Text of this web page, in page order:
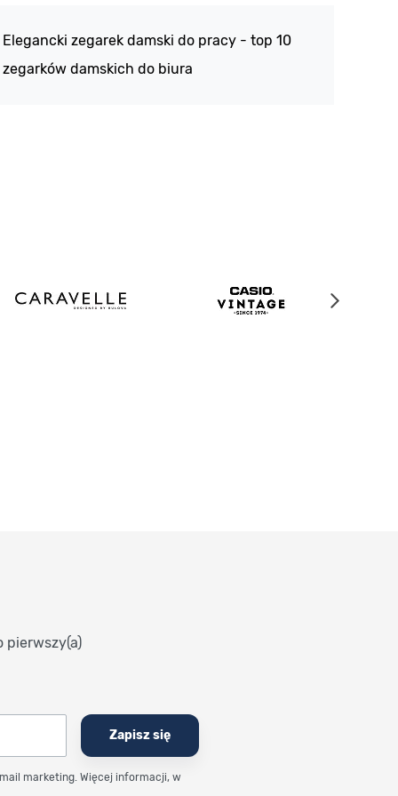
Elegancki zegarek damski do pracy - top 10
zegarków damskich do biura
pierwszy(a)
marketing. Więcej informacji, w
Zapisz się